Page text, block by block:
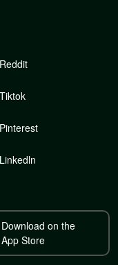
Reddit
Tiktok
Pinterest
Linkedln
Download on the
App Store